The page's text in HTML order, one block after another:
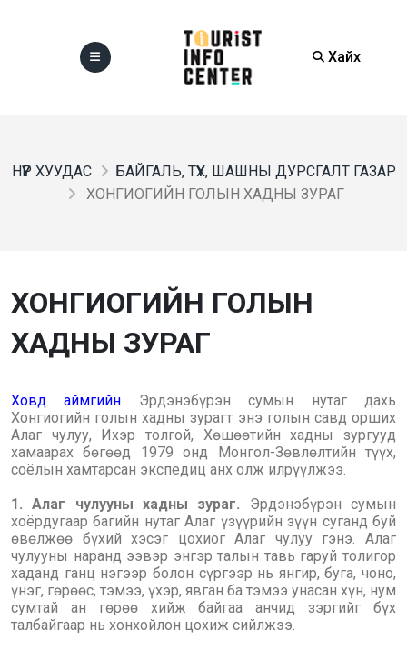
Хайх
НҮҮР ХУУДАС
БАЙГАЛЬ, ТҮҮХ, ШАШНЫ ДУРСГАЛТ ГАЗАР
ХОНГИОГИЙН ГОЛЫН ХАДНЫ ЗУРАГ
ХОНГИОГИЙН ГОЛЫН
ХАДНЫ ЗУРАГ
Ховд аймгийн Эрдэнэбүрэн сумын нутаг дахь
Хонгиогийн голын хадны зурагт энэ голын савд орших
Алаг чулуу, Ихэр толгой, Хөшөөтийн хадны зургууд
хамаарах бөгөөд 1979 онд Монгол-Зөвлөлтийн түүх,
соёлын хамтарсан экспедиц анх олж илрүүлжээ.
1. Алаг чулууны хадны зураг. Эрдэнэбүрэн сумын
хоёрдугаар багийн нутаг Алаг үзүүрийн зүүн суганд буй
өвөлжөө бүхий хэсэг цохиог Алаг чулуу гэнэ. Алаг
чулууны наранд ээвэр энгэр талын тавь гаруй толигор
хаданд ганц нэгээр болон сүргээр нь янгир, буга, чоно,
үнэг, гөрөөс, тэмээ, үхэр, явган ба тэмээ унасан хүн, нум
сумтай ан гөрөө хийж байгаа анчид зэргийг бүх
талбайгаар нь хонхойлон цохиж сийлжээ.